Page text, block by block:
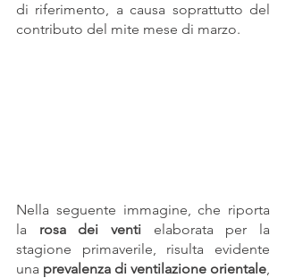
di riferimento, a causa soprattutto del
contributo del mite mese di marzo.
Nella seguente immagine, che riporta
la rosa dei venti elaborata per la
stagione primaverile, risulta evidente
una prevalenza di ventilazione orientale